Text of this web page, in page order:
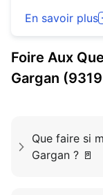
En savoir plus
Foire Aux
Gargan
Que faire si
Gargan ? 🚪